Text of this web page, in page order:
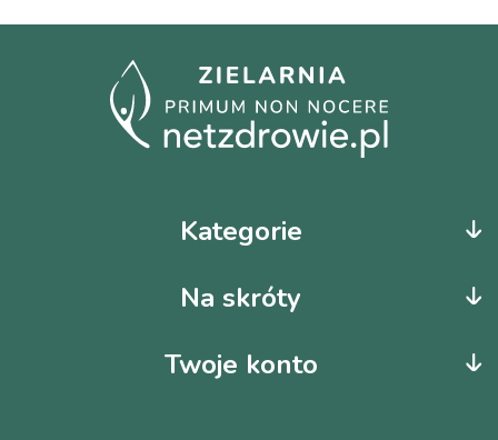
Kategorie
Na skróty
Twoje konto